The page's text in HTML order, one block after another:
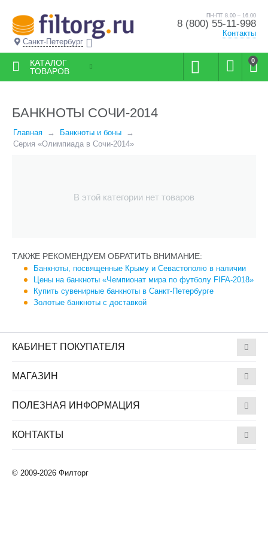
Санкт-Петербург
ПН-ПТ 8.00 – 16.00
8 (800) 55-11-998
Контакты
0
КАТАЛОГ
ТОВАРОВ
БАНКНОТЫ СОЧИ-2014
Главная
Банкноты и боны
Серия «Олимпиада в Сочи-2014»
В этой категории нет товаров
ТАКЖЕ РЕКОМЕНДУЕМ ОБРАТИТЬ ВНИМАНИЕ:
Банкноты, посвященные Крыму и Севастополю в наличии
Цены на банкноты «Чемпионат мира по футболу FIFA-2018»
Купить сувенирные банкноты в Санкт-Петербурге
Золотые банкноты с доставкой
КАБИНЕТ ПОКУПАТЕЛЯ
МАГАЗИН
ПОЛЕЗНАЯ ИНФОРМАЦИЯ
КОНТАКТЫ
© 2009-2026 Филторг